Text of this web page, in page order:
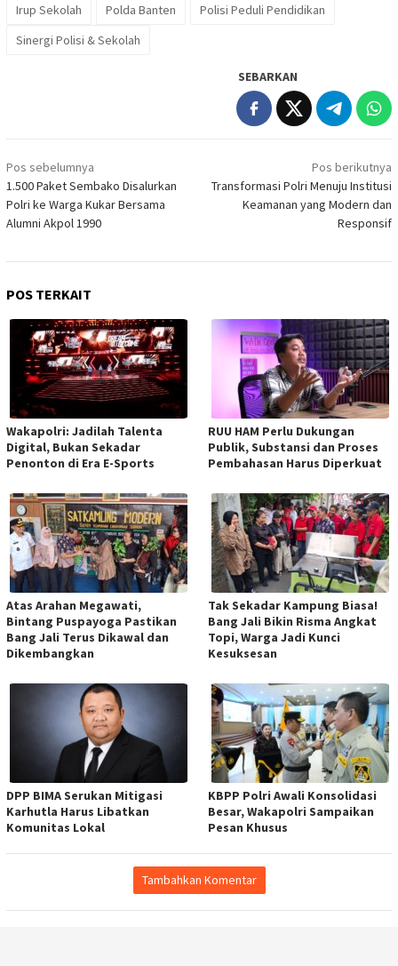
Irup Sekolah Polda Banten
Polisi Peduli Pendidikan
Sinergi Polisi & Sekolah
SEBARKAN
Navigasi
pos
Pos sebelumnya
1.500 Paket Sembako Disalurkan
Polri ke Warga Kukar Bersama
Alumni Akpol 1990
Pos berikutnya
Transformasi Polri Menuju Institusi
Keamanan yang Modern dan
Responsif
POS TERKAIT
Wakapolri: Jadilah Talenta
Digital, Bukan Sekadar
Penonton di Era E-Sports
RUU HAM Perlu Dukungan
Publik, Substansi dan Proses
Pembahasan Harus Diperkuat
Atas Arahan Megawati,
Bintang Puspayoga Pastikan
Bang Jali Terus Dikawal dan
Dikembangkan
Tak Sekadar Kampung Biasa!
Bang Jali Bikin Risma Angkat
Topi, Warga Jadi Kunci
Kesuksesan
DPP BIMA Serukan Mitigasi
Karhutla Harus Libatkan
Komunitas Lokal
KBPP Polri Awali Konsolidasi
Besar, Wakapolri Sampaikan
Pesan Khusus
Tambahkan Komentar